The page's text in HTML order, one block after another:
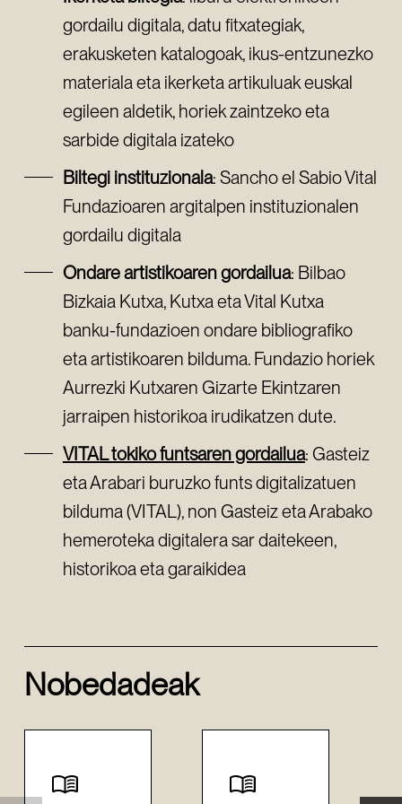
gordailu digitala, datu fitxategiak,
erakusketen katalogoak, ikus-entzunezko
materiala eta ikerketa artikuluak euskal
egileen aldetik, horiek zaintzeko eta
sarbide digitala izateko
Biltegi instituzionala: Sancho el Sabio Vital
Fundazioaren argitalpen instituzionalen
gordailu digitala
Ondare artistikoaren gordailua: Bilbao
Bizkaia Kutxa, Kutxa eta Vital Kutxa
banku-fundazioen ondare bibliografiko
eta artistikoaren bilduma. Fundazio horiek
Aurrezki Kutxaren Gizarte Ekintzaren
jarraipen historikoa irudikatzen dute.
VITAL tokiko funtsaren gordailua: Gasteiz
eta Arabari buruzko funts digitalizatuen
bilduma (VITAL), non Gasteiz eta Arabako
hemeroteka digitalera sar daitekeen,
historikoa eta garaikidea
Nobedadeak